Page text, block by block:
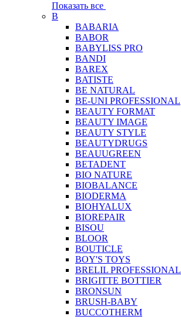
Показать все
B
BABARIA
BABOR
BABYLISS PRO
BANDI
BAREX
BATISTE
BE NATURAL
BE-UNI PROFESSIONAL
BEAUTY FORMAT
BEAUTY IMAGE
BEAUTY STYLE
BEAUTYDRUGS
BEAUUGREEN
BETADENT
BIO NATURE
BIOBALANCE
BIODERMA
BIOHYALUX
BIOREPAIR
BISOU
BLOOR
BOUTICLE
BOY'S TOYS
BRELIL PROFESSIONAL
BRIGITTE BOTTIER
BRONSUN
BRUSH-BABY
BUCCOTHERM